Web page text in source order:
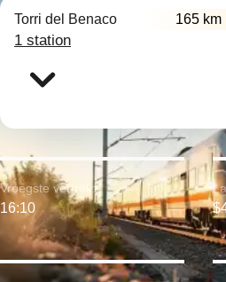
Torri del Benaco 165 km
1 station
Vroegste vertrek:
16:10